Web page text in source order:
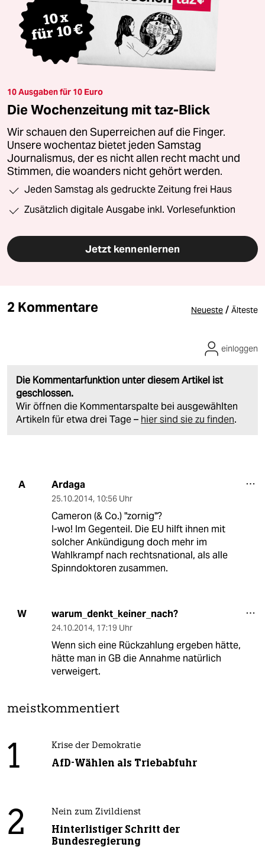
10 Ausgaben für 10 Euro
Die Wochenzeitung mit taz-Blick
Wir schauen den Superreichen auf die Finger.
Unsere wochentaz bietet jeden Samstag
Journalismus, der es nicht allen recht macht und
Stimmen, die woanders nicht gehört werden.
Jeden Samstag als gedruckte Zeitung frei Haus
Zusätzlich digitale Ausgabe inkl. Vorlesefunktion
Jetzt kennenlernen
2 Kommentare Neueste / Älteste
Die Kommentarfunktion unter diesem Artikel ist
geschlossen.
Wir öffnen die Kommentarspalte bei ausgewählten
Artikeln für etwa drei Tage – hier sind sie zu finden.
einloggen
A Ardaga
25.10.2014, 10:56 Uhr
Cameron (& Co.) "zornig"?
I-wo! Im Gegenteil. Die EU hilft ihnen mit
solcher Ankündigung doch mehr im
Wahlkrampf nach rechtsnational, als alle
Spinndoktoren zusammen.
W warum_denkt_keiner_nach?
24.10.2014, 17:19 Uhr
Wenn sich eine Rückzahlung ergeben hätte,
hätte man in GB die Annahme natürlich
verweigert.
meistkommentiert
1 Krise der Demokratie
AfD-Wählen als Triebabfuhr
2 Nein zum Zivildienst
Hinterlistiger Schritt der
Bundesregierung